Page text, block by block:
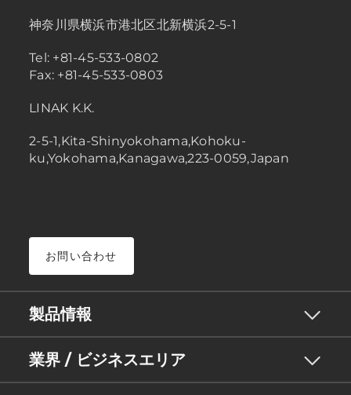
神奈川県横浜市港北区北新横浜2-5-1
Tel: +81-45-533-0802
Fax: +81-45-533-0803
LINAK K.K.
2-5-1,Kita-Shinyokohama,Kohoku-
ku,Yokohama,Kanagawa,223-0059,Japan
お問い合わせ
製品情報
業界 / ビジネスエリア